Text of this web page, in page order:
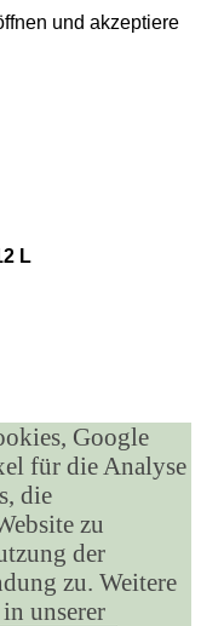
und akzeptiere
L
Google
für die Analyse
die
zu
der
zu. Weitere
unserer